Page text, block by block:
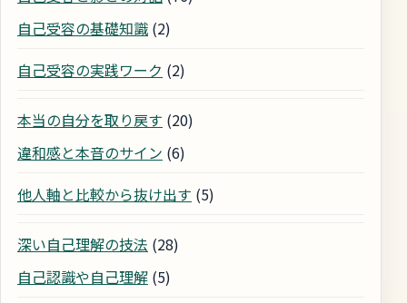
自己受容の基礎知識 (2)
自己受容の実践ワーク (2)
本当の自分を取り戻す (20)
違和感と本音のサイン (6)
他人軸と比較から抜け出す (5)
深い自己理解の技法 (28)
自己認識や自己理解 (5)